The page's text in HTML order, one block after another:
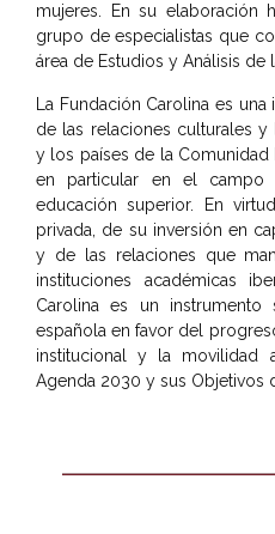
mujeres. En su elaboración
grupo de especialistas que
área de Estudios y Análisis de
La Fundación Carolina es
de las relaciones culturales y
y los países de la Comunidad
en particular en el
educación superior. En
privada, de su inversión en
y de las relaciones que
instituciones académicas
Carolina es un
española en favor del
institucional y la movilidad
Agenda 2030 y sus Objetivos